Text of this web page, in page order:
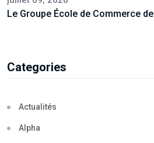
Le Groupe École de Commerce de
Categories
Actualités
Alpha